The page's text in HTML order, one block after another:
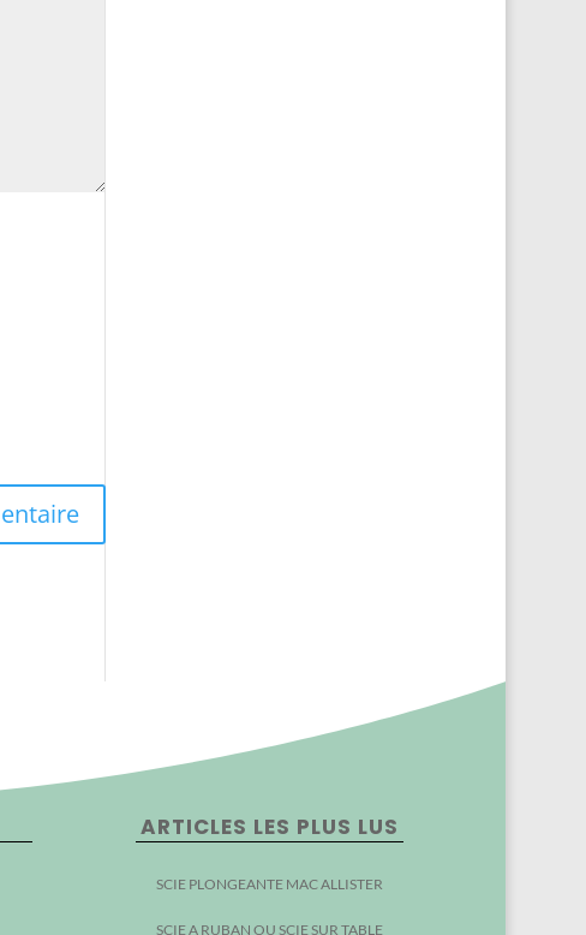
ARTICLES LES PLUS LUS
SCIE PLONGEANTE MAC ALLISTER
SCIE A RUBAN OU SCIE SUR TABLE